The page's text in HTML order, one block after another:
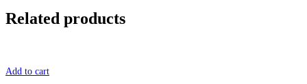
Related products
Add to cart